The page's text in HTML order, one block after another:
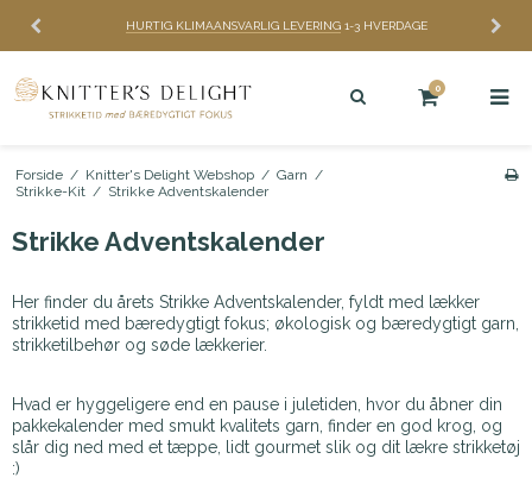
HURTIG KLIMAANSVARLIG LEVERING 1-3 HVERDAGE
0
Forside / Knitter's Delight Webshop / Garn /
Strikke-Kit / Strikke Adventskalender
Strikke Adventskalender
Her finder du årets Strikke Adventskalender, fyldt med lækker
strikketid med bæredygtigt fokus; økologisk og bæredygtigt garn,
strikketilbehør og søde lækkerier.
Hvad er hyggeligere end en pause i juletiden, hvor du åbner din
pakkekalender med smukt kvalitets garn, finder en god krog, og
slår dig ned med et tæppe, lidt gourmet slik og dit lækre strikketøj
:)